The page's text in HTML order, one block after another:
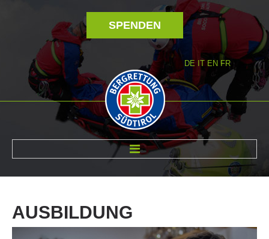
SPENDEN
DE IT EN FR
AUSBILDUNG